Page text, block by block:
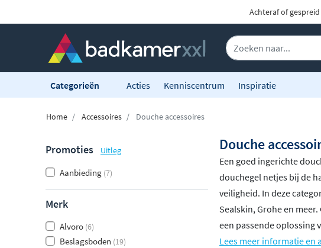
Achteraf of
Categorieën Acties Kenniscentrum Inspiratie
Home Accessoires Douche accessoires
Promoties Uitleg
Aanbieding (7)
Merk
Alvoro (6)
Beslagsboden (19)
Douche
Een goed ingerichte
douchegel netjes bij de
veiligheid. In deze
Sealskin, Grohe en
een passende oplossing
Lees meer informatie en